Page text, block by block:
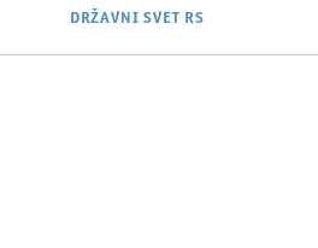
DRŽAVNI SVET RS